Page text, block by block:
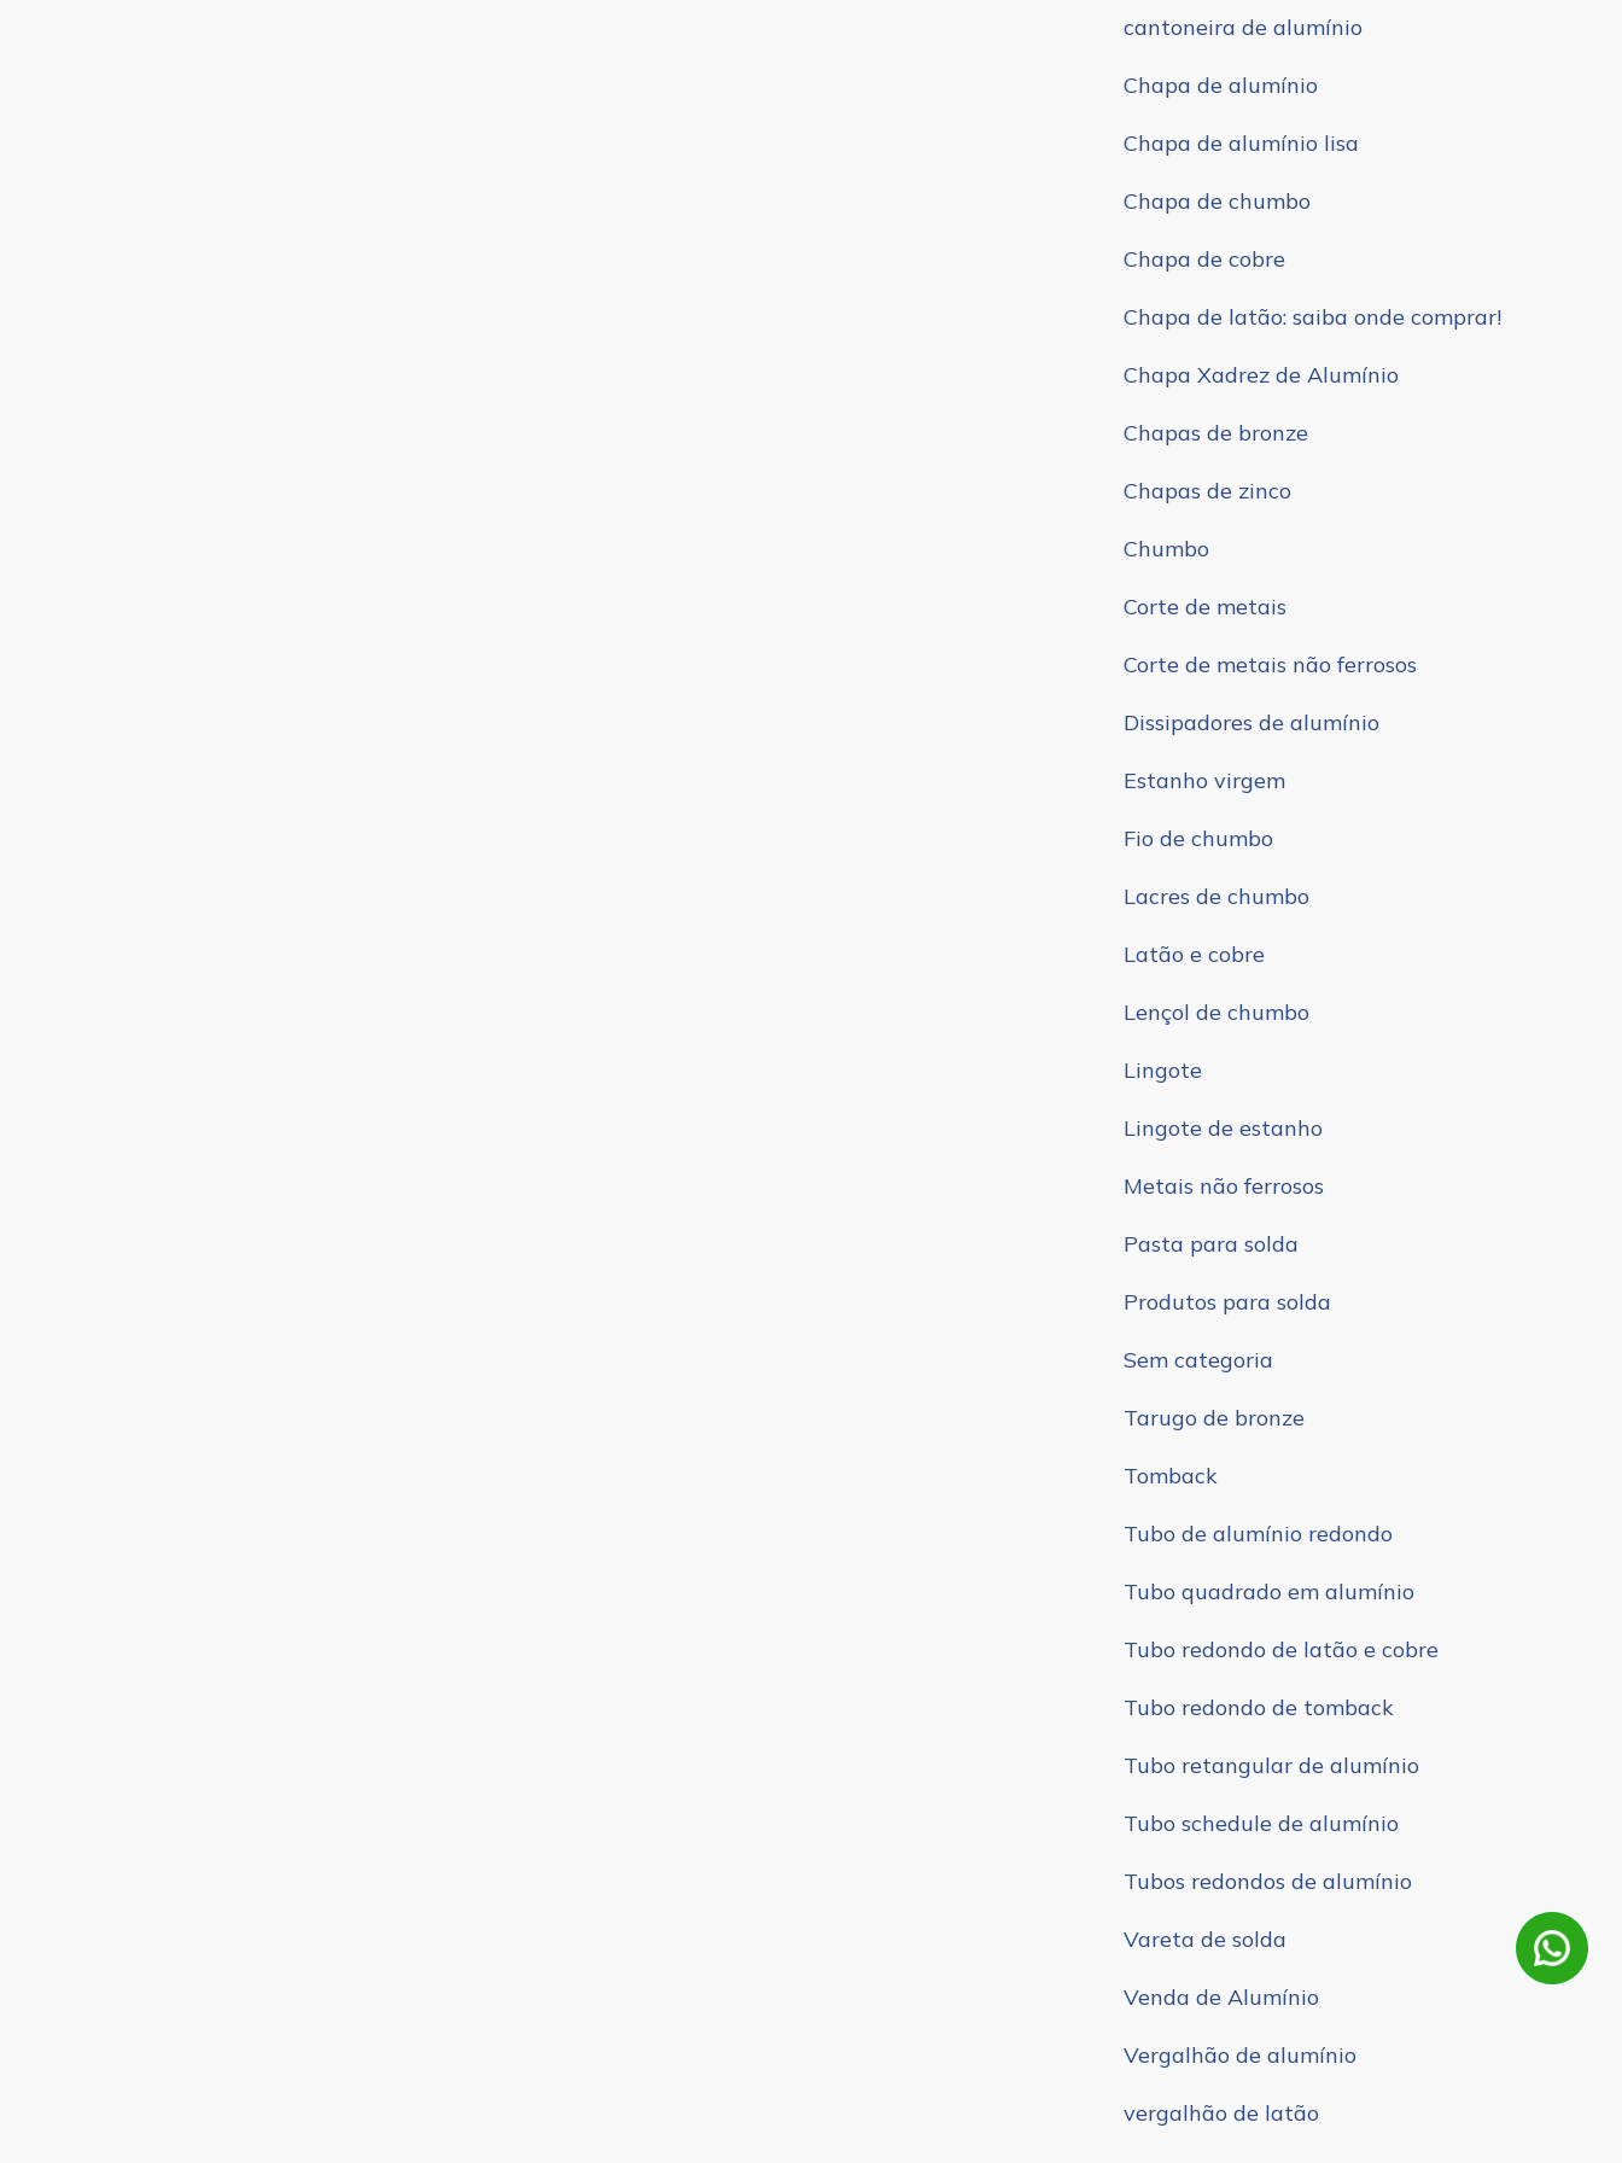
cantoneira de alumínio
Chapa de alumínio
Chapa de alumínio lisa
Chapa de chumbo
Chapa de cobre
Chapa de latão: saiba onde comprar!
Chapa Xadrez de Alumínio
Chapas de bronze
Chapas de zinco
Chumbo
Corte de metais
Corte de metais não ferrosos
Dissipadores de alumínio
Estanho virgem
Fio de chumbo
Lacres de chumbo
Latão e cobre
Lençol de chumbo
Lingote
Lingote de estanho
Metais não ferrosos
Pasta para solda
Produtos para solda
Sem categoria
Tarugo de bronze
Tomback
Tubo de alumínio redondo
Tubo quadrado em alumínio
Tubo redondo de latão e cobre
Tubo redondo de tomback
Tubo retangular de alumínio
Tubo schedule de alumínio
Tubos redondos de alumínio
Vareta de solda
Venda de Alumínio
Vergalhão de alumínio
vergalhão de latão